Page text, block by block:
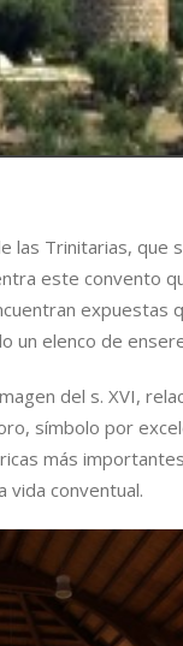
las Trinitarias, que
este convento
expuestas
un elenco de
del s. XVI,
símbolo por
más
vida conventual.